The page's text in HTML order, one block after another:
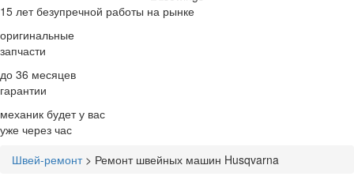
15 летбезупречной работы на рынке
оригинальные
запчасти
до 36 месяцев
гарантии
механик будет у вас
уже через час
Швей-ремонт> Ремонт швейных машин Husqvarna